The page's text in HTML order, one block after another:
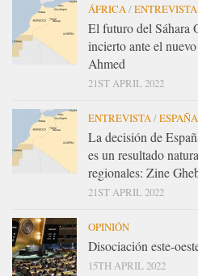
ÁFRICA /ENTREVISTA
El futuro del Sáhara
incierto ante el
Ahmed
21ST APRIL 2022
ENTREVISTA /ESPAÑA
La decisión de
es un resultado
regionales: Zine
21ST APRIL 2022
OPINIÓN
Disociación este-
15TH APRIL 2022